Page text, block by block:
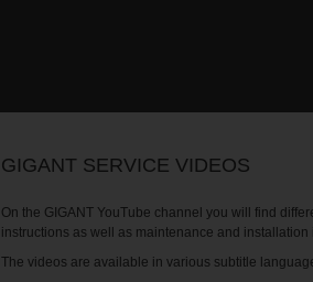
GIGANT SERVICE VIDEOS
On the GIGANT YouTube channel you will find
instructions as well as maintenance and
The videos are available in various subtitle